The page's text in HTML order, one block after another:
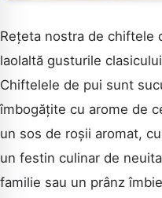
Rețeta nostra de chiftele
laolaltă gusturile
Chiftelele de pui sunt
îmbogățite cu arome de
un sos de roșii aromat,
un festin culinar de
familie sau un prânz